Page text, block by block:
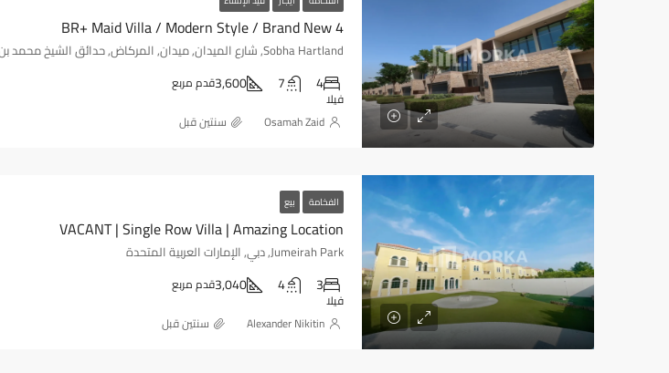
4 BR+ Maid Villa / Modern Style / Brand New
4
7
3,600قدم مربع
فيلا
Osamah Zaid ‏سنتين قبل
الفخامة بيع
VACANT | Single Row Villa | Amazing Location
Jumeirah Park, دبي, الإمارات العربية المتحدة
3
4
3,040قدم مربع
فيلا
Alexander Nikitin ‏سنتين قبل